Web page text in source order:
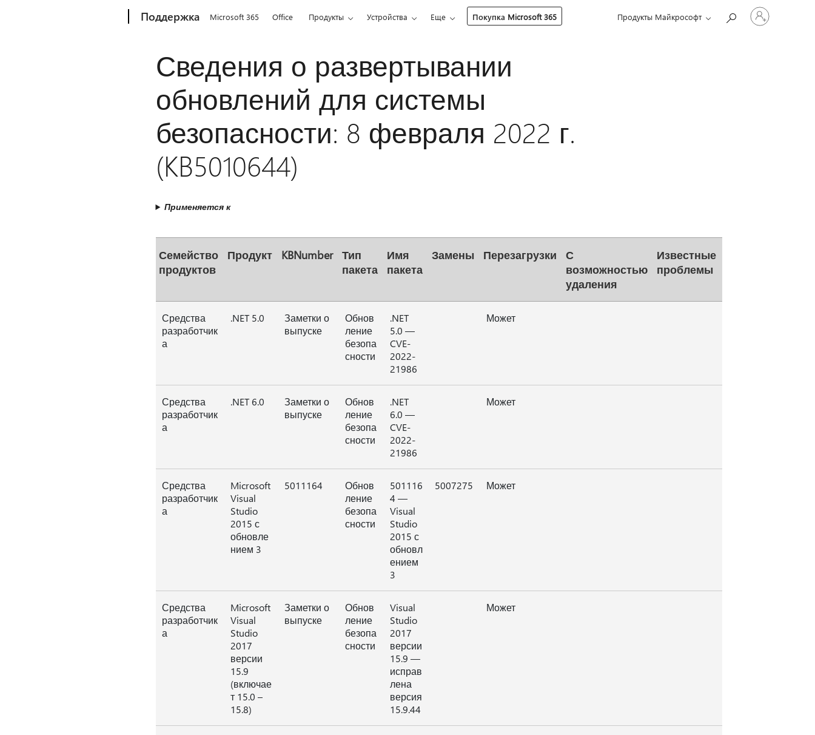
Поддержка Microsoft 365 Office Продукты Устройства Еще Покупка Microsoft 365 Продукты Майкрософт
Войдите
учетную
Сведения о развертывании
обновлений для системы
безопасности: 8 февраля 2022 г.
(KB5010644)
Применяется к
Семейство
продуктов
Продукт KBNumber
Тип
пакета
Имя
пакета
Замены Перезагрузки
С
возможностью
удаления
Известные
проблемы
Средства
разработчик
а
.NET 5.0
Заметки о
выпуске
Обнов
ление
безопа
сности
.NET
5.0 —
CVE-
2022-
21986
Может
Средства
разработчик
а
.NET 6.0
Заметки о
выпуске
Обнов
ление
безопа
сности
.NET
6.0 —
CVE-
2022-
21986
Может
Средства
разработчик
а
Microsoft
Visual
Studio
2015 с
обновле
нием 3
5011164
Обнов
ление
безопа
сности
501116
4 —
Visual
Studio
2015 с
обновл
ением
3
5007275 Может
Средства
разработчик
а
Microsoft
Visual
Studio
2017
версии
15.9
(включае
т 15.0 –
15.8)
Заметки о
выпуске
Обнов
ление
безопа
сности
Visual
Studio
2017
версии
15.9 —
исправ
лена
версия
15.9.44
Может